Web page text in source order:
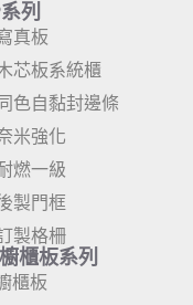
列
真板
芯板系統櫃
色自黏封邊條
米強化
燃一級
製門框
製格柵
櫃板系列
櫃板